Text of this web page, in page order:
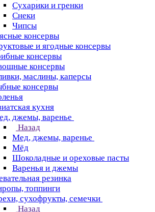
Сухарики и гренки
Снеки
Чипсы
консервы
и ягодные консервы
консервы
консервы
маслины, каперсы
консервы
кухня
джемы, варенье
Назад
Мед, джемы, варенье
Мёд
Шоколадные и ореховые пасты
Варенья и джемы
резинка
топпинги
сухофрукты, семечки
Назад